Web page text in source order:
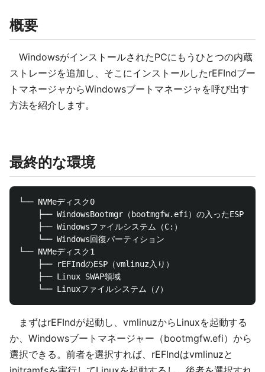
概要
WindowsがインストールされたPCにもうひとつの内蔵
ストレージを追加し、そこにインストールしたrEFIndブー
トマネージャからWindowsブートマネージャを呼び出す
方法を紹介します。
最終的な環境
└── NVMeディスク0
    ├── WindowsBootmgr（bootmgfw.efi）の入ったESP
    ├── Windowsファイルシステム（C:）
    └── Windows回復パーティション
└── NVMeディスク1
    ├── rEFIndのESP（vmlinuz入り）
    ├── Linux SWAP領域
まずはrEFIndが起動し、vmlinuzからLinuxを起動する
か、Windowsブートマネージャー（bootmgfw.efi）から
選択できる。前者を選択すれば、rEFIndはvmlinuzと